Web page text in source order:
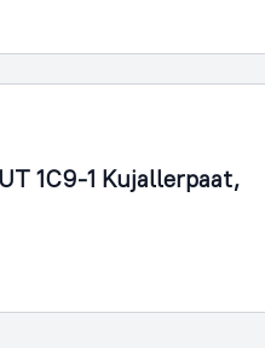
1C9-1 Kujallerpaat,